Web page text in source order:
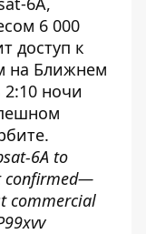
6 000
доступ к
на Ближнем
ночи
6A to
confirmed—
commercial